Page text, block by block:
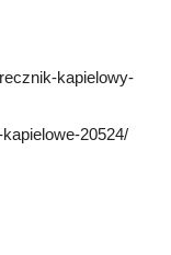
kapielowy-
20524/